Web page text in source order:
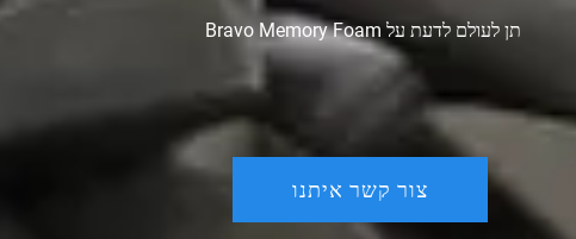
תן לעולם לדעת על Bravo Memory Foam
צור קשר איתנו